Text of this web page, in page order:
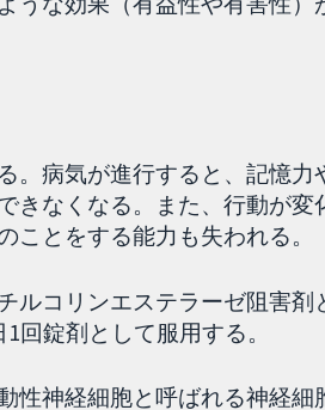
。病気が進行すると、記憶力
きなくなる。また、行動が変
とをする能力も失われる。
ルコリンエステラーゼ阻害剤
回錠剤として服用する。
性神経細胞と呼ばれる神経細